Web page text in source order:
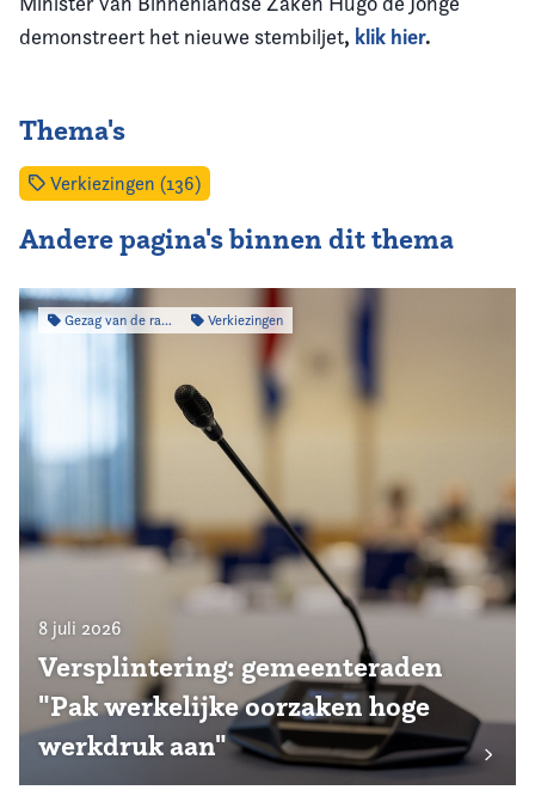
demonstreert het nieuwe stembiljet, klik hier.
Thema's
Verkiezingen (136)
Andere pagina's binnen dit thema
Gezag van de raad Verkiezingen
8 juli 2026
Versplintering: gemeenteraden
"Pak werkelijke oorzaken hoge
werkdruk aan"